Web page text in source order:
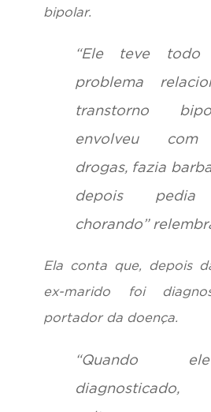
bipolar.
“Ele teve
problema
transtorno
envolveu com
drogas, fazia
depois pedia
chorando”
Ela conta que, depois
ex-marido foi
portador da doença.
“Quando